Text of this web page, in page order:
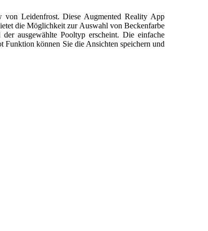
Leidenfrost. Diese Augmented Reality App
die Möglichkeit zur Auswahl von Beckenfarbe
ausgewählte Pooltyp erscheint. Die einfache
Funktion können Sie die Ansichten speichern und